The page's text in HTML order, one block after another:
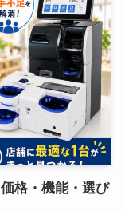
格・機能・選び